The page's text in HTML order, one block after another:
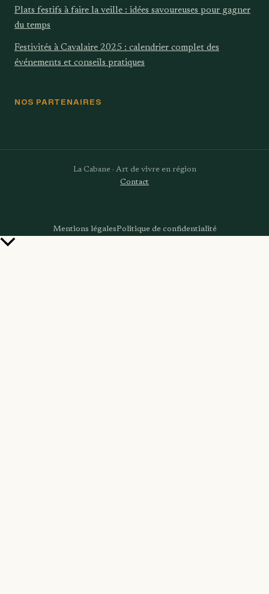
Plats festifs à faire la veille : idées savoureuses pour gagner
du temps
Festivités à Cavalaire 2025 : calendrier complet des
événements et conseils pratiques
NOS PARTENAIRES
La Cabane · Art de vivre en région
Contact
Mentions légalesPolitique de confidentialité